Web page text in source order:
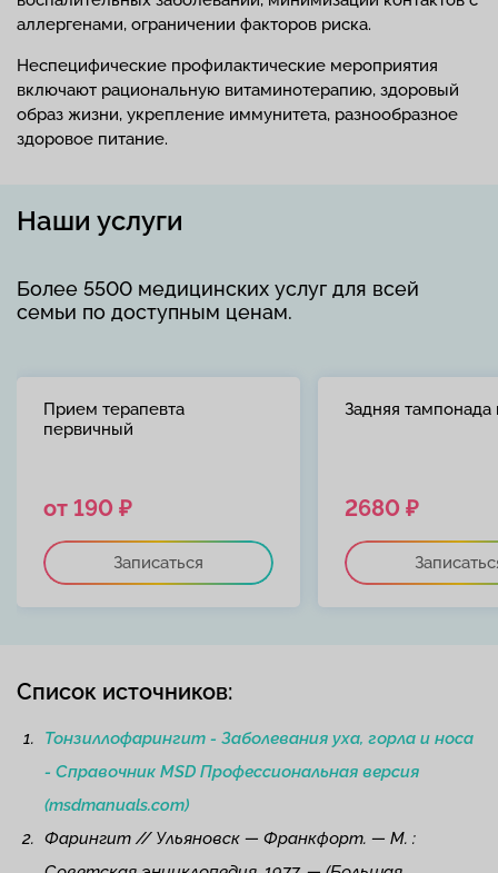
аллергенами, ограничении факторов риска.
Неспецифические профилактические мероприятия
включают рациональную витаминотерапию, здоровый
образ жизни, укрепление иммунитета, разнообразное
здоровое питание.
Наши услуги
Более 5500 медицинских услуг для всей
семьи по доступным ценам.
Прием терапевта
первичный
от 190 ₽
Записаться
Задняя тампонада
2680 ₽
Список источников:
Тонзиллофарингит - Заболевания уха, горла и носа
- Справочник MSD Профессиональная версия
(msdmanuals.com)
Фарингит // Ульяновск — Франкфорт. — М. :